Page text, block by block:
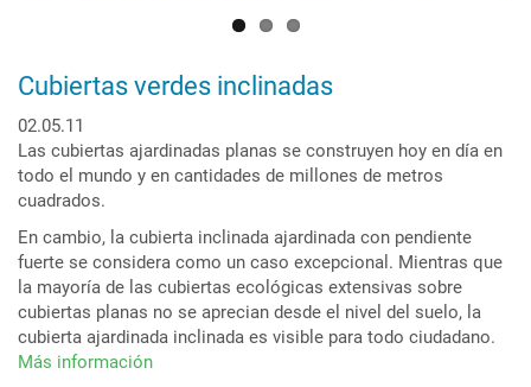
Cubiertas verdes inclinadas
02.05.11
Las cubiertas ajardinadas planas se construyen hoy en día en
todo el mundo y en cantidades de millones de metros
cuadrados.
En cambio, la cubierta inclinada ajardinada con pendiente
fuerte se considera como un caso excepcional. Mientras que
la mayoría de las cubiertas ecológicas extensivas sobre
cubiertas planas no se aprecian desde el nivel del suelo, la
cubierta ajardinada inclinada es visible para todo ciudadano.
Más información